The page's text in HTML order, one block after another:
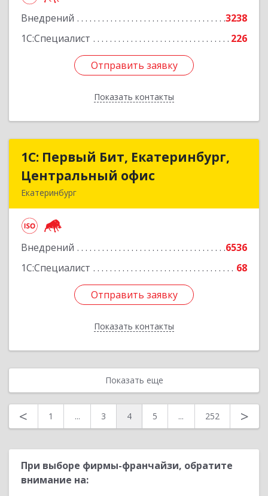
Внедрений
3238
1С:Специалист
226
Отправить заявку
Показать контакты
Подробнее
Отправить заявку
Назад
1С: Первый Бит, Екатеринбург,
Центральный офис
Екатеринбург
Внедрений
6536
1С:Специалист
68
Отправить заявку
Показать контакты
1С: Первый Бит, Екатеринбург,
Центральный офис
Екатеринбург г, Малышева ул, строение 29,
Подробнее
Отправить заявку
Назад
Показать еще
< 1 ... 3 4 5 ... 252 >
При выборе фирмы-франчайзи, обратите
внимание на: